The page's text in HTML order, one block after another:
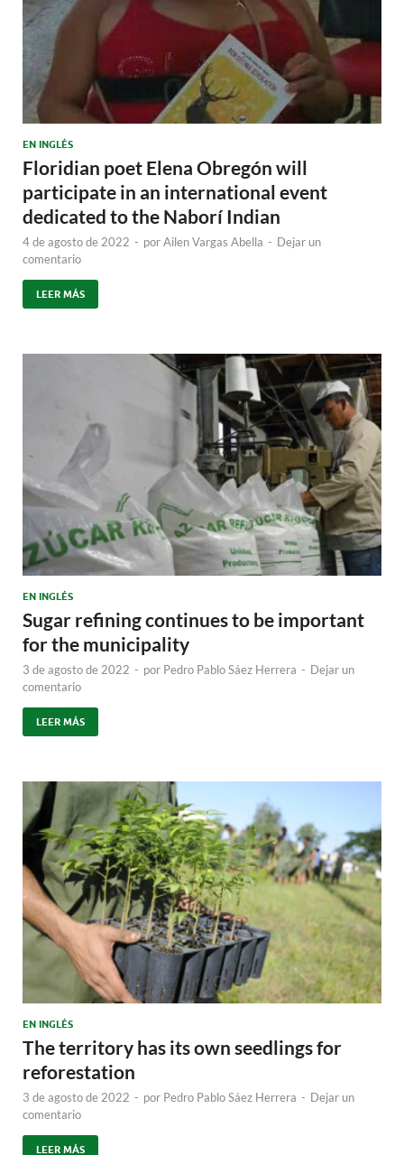
EN INGLÉS
Floridian poet Elena Obregón will
participate in an international event
dedicated to the Naborí Indian
4 de agosto de 2022 - porAilen Vargas Abella - Dejar un
comentario
LEER MÁS
EN INGLÉS
Sugar refining continues to be important
for the municipality
3 de agosto de 2022 - por Pedro Pablo Sáez Herrera - Dejar un
comentario
LEER MÁS
EN INGLÉS
The territory has its own seedlings for
reforestation
3 de agosto de 2022 - por Pedro Pablo Sáez Herrera - Dejar un
comentario
LEER MÁS